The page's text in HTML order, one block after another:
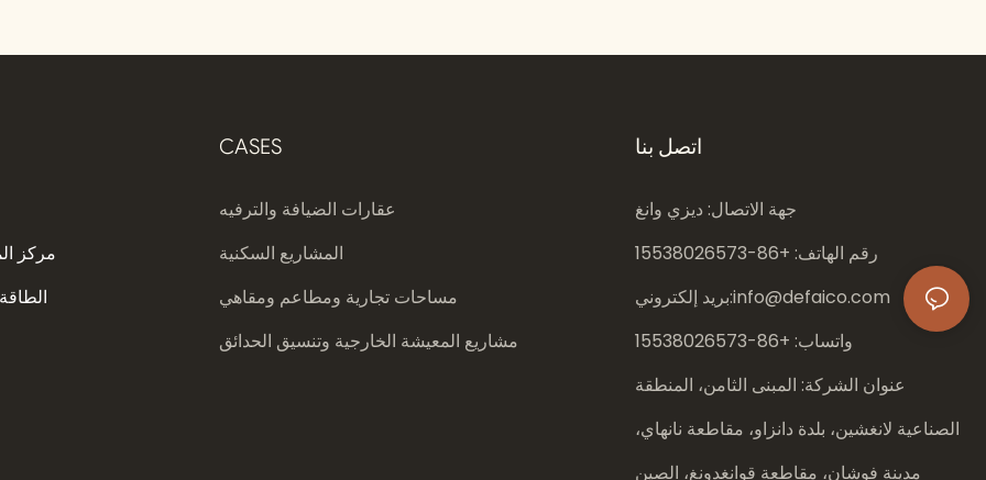
مركز
CASES
عقارات الضيافة والترفيه
المشاريع السكنية
مساحات تجارية ومطاعم ومقاهي
مشاريع المعيشة الخارجية وتنسيق الحدائق
اتصل بنا
جهة الاتصال: ديزي وانغ
رقم الهاتف: +86-
15538026573
بريد إلكتروني:info@defaico.com
واتساب: +86-
15538026573
عنوان الشركة: المبنى الثامن، المنطقة
الصناعية لانغشين، بلدة دانزاو، مقاطعة نانهاي،
مدينة فوشان، مقاطعة قوانغدونغ، الصين